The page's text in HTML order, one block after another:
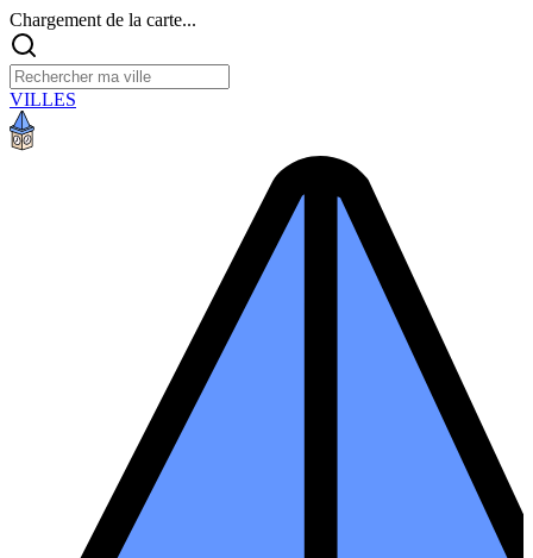
Chargement de la carte...
VILLES